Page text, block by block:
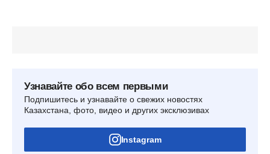
Узнавайте обо всем первыми
Подпишитесь и узнавайте о свежих новостях
Казахстана, фото, видео и других эксклюзивах
Instagram